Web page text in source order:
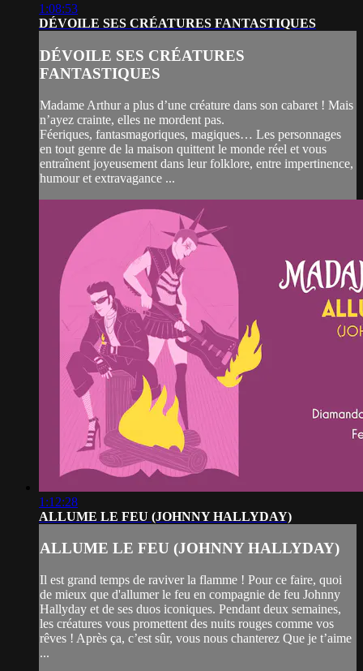
1:08:53
DÉVOILE SES CRÉATURES FANTASTIQUES
DÉVOILE SES CRÉATURES
FANTASTIQUES
Madame Arthur a plus d’une créature dans son cabaret ! Mais
n’ayez crainte, elles ne mordent pas.
Féeriques, fantasmagoriques, magiques… Les personnages
en tout genre de la maison quittent le monde réel et vous
entraînent joyeusement dans leur folklore, entre impertinence,
humour et extravagance ...
1:12:28
ALLUME LE FEU (JOHNNY HALLYDAY)
ALLUME LE FEU (JOHNNY HALLYDAY)
Il est grand temps de raviver la flamme ! Pour ce faire, quoi
de mieux que d'allumer le feu en compagnie de feu Johnny
Hallyday et de ses duos iconiques. Pendant deux semaines,
les créatures vous promettent des nuits rouges comme vos
rêves ! Après ça, c’est sûr, vous nous chanterez Que je t’aime
...